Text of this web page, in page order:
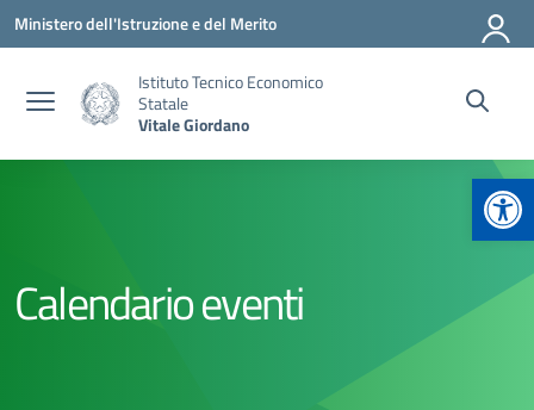
Vai ai contenuti
Vai al menu di navigazione
Vai al footer
Ministero dell'Istruzione e del Merito
Istituto Tecnico Economico
Statale
Vitale Giordano
Calendario eventi